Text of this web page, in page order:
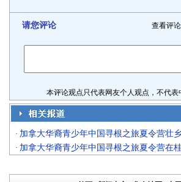
请您评论 查看评论
本评论观点只代表网友个人观点，不代表中
· 加拿大华裔青少年中国寻根之旅夏令营壮
· 加拿大华裔青少年中国寻根之旅夏令营在